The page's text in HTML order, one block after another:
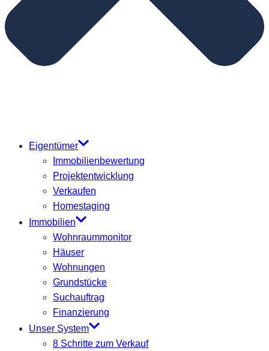
Eigentümer
Immobilienbewertung
Projektentwicklung
Verkaufen
Homestaging
Immobilien
Wohnraummonitor
Häuser
Wohnungen
Grundstücke
Suchauftrag
Finanzierung
Unser System
8 Schritte zum Verkauf